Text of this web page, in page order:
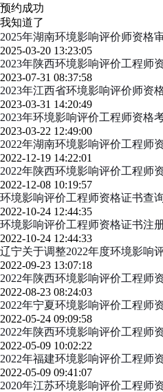
预约成功
我知道了
2025年湖南环境影响评价师资格
2025-03-20 13:23:05
2023年陕西环境影响评价工程师
2023-07-31 08:37:58
2023年江西省环境影响评价师资
2023-03-31 14:20:49
2023年环境影响评价工程师资格
2023-03-22 12:49:00
2022年湖南环境影响评价工程师
2022-12-19 14:22:01
2022年陕西环境影响评价工程师
2022-12-08 10:19:57
环境影响评价工程师资格证书查
2022-10-24 12:44:35
环境影响评价工程师资格证书注
2022-10-24 12:44:33
辽宁关于调整2022年度环境影响
2022-09-23 13:07:18
2022年陕西环境影响评价工程师
2022-08-23 08:24:03
2022年宁夏环境影响评价工程师
2022-05-24 09:09:58
2022年陕西环境影响评价工程师
2022-05-09 10:02:22
2022年福建环境影响评价工程师
2022-05-09 09:41:07
2020年江苏环境影响评价工程师